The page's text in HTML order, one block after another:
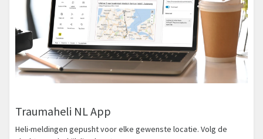
Traumaheli NL App
Heli-meldingen gepusht voor elke gewenste locatie. Volg de